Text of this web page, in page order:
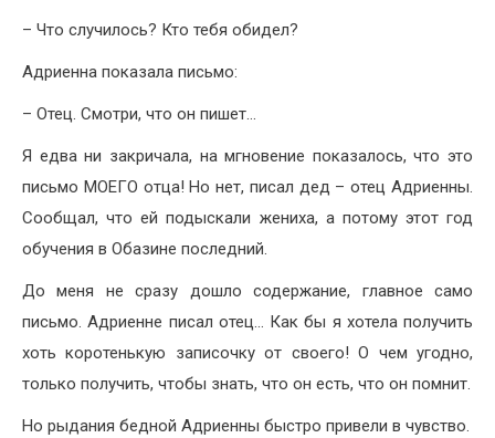
– Что случилось? Кто тебя обидел?
Адриенна показала письмо:
– Отец. Смотри, что он пишет…
Я едва ни закричала, на мгновение показалось, что это
письмо МОЕГО отца! Но нет, писал дед – отец Адриенны.
Сообщал, что ей подыскали жениха, а потому этот год
обучения в Обазине последний.
До меня не сразу дошло содержание, главное само
письмо. Адриенне писал отец… Как бы я хотела получить
хоть коротенькую записочку от своего! О чем угодно,
только получить, чтобы знать, что он есть, что он помнит.
Но рыдания бедной Адриенны быстро привели в чувство.